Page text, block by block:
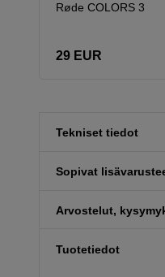
Røde COLORS 3
29 EUR
Tekniset tiedot
Sopivat
Arvostelut,
Tuotetiedot